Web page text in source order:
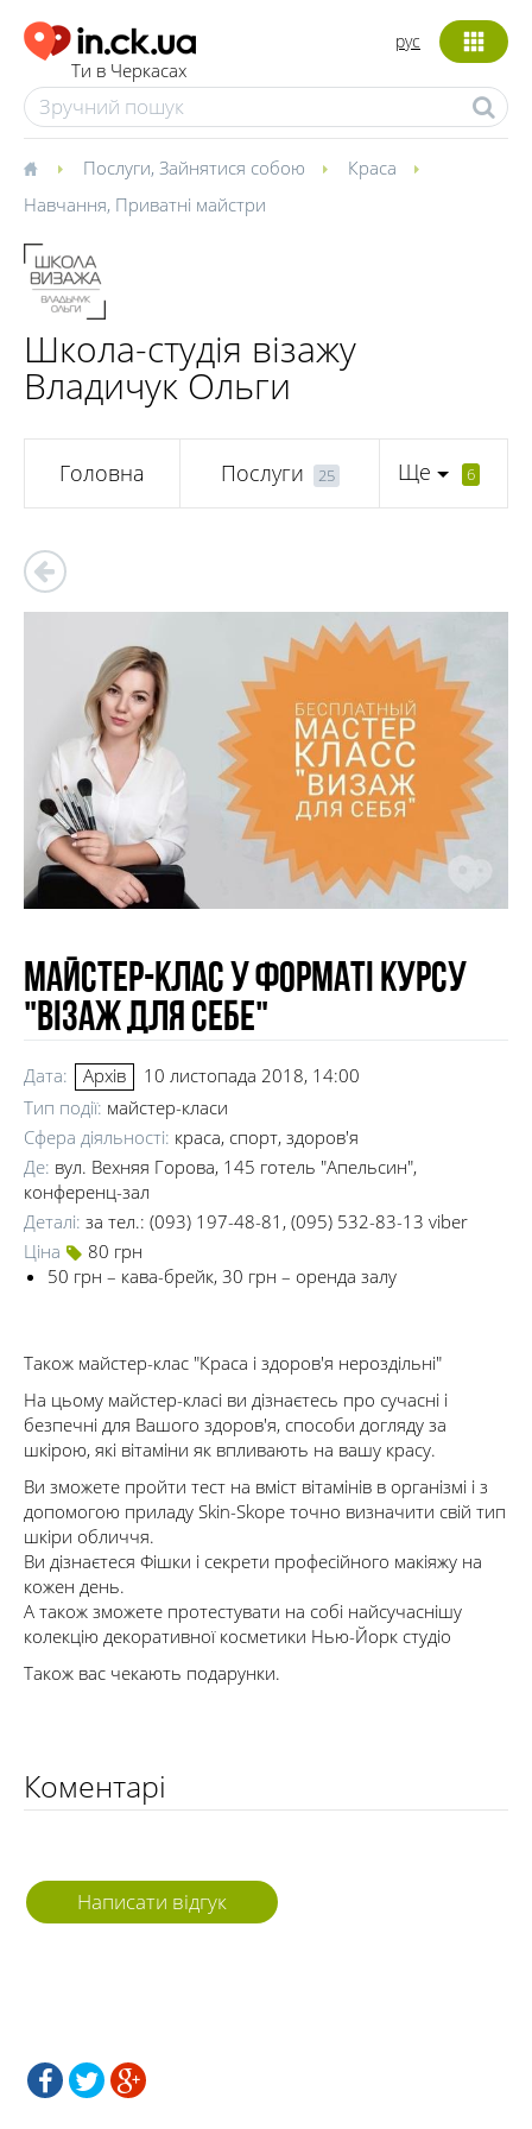
Ти в Черкасах
рус
Послуги, Зайнятися собою
Краса
Навчання, Приватні майстри
Школа-студія візажу
Владичук Ольги
Головна Послуги 25 Ще 6
Майстер-клас у форматі курсу
"Візаж для себе"
Дата: Архів
10 листопада 2018, 14:00
Тип події: майстер-класи
Сфера діяльності: краса, спорт, здоров'я
Де: вул. Вехняя Горова, 145 готель "Апельсин",
конференц-зал
Деталі: за тел.: (093) 197-48-81, (095) 532-83-13 viber
Ціна
80 грн
50 грн – кава-брейк, 30 грн – оренда залу
Також майстер-клас "Краса і здоров'я нероздільні"
На цьому майстер-класі ви дізнаєтесь про сучасні і
безпечні для Вашого здоров'я, способи догляду за
шкірою, які вітаміни як впливають на вашу красу.
Ви зможете пройти тест на вміст вітамінів в організмі і з
допомогою приладу Skin-Skope точно визначити свій тип
шкіри обличчя.
Ви дізнаєтеся Фішки і секрети професійного макіяжу на
кожен день.
А також зможете протестувати на собі найсучаснішу
колекцію декоративної косметики Нью-Йорк студіо
Також вас чекають подарунки.
Коментарі
Написати відгук